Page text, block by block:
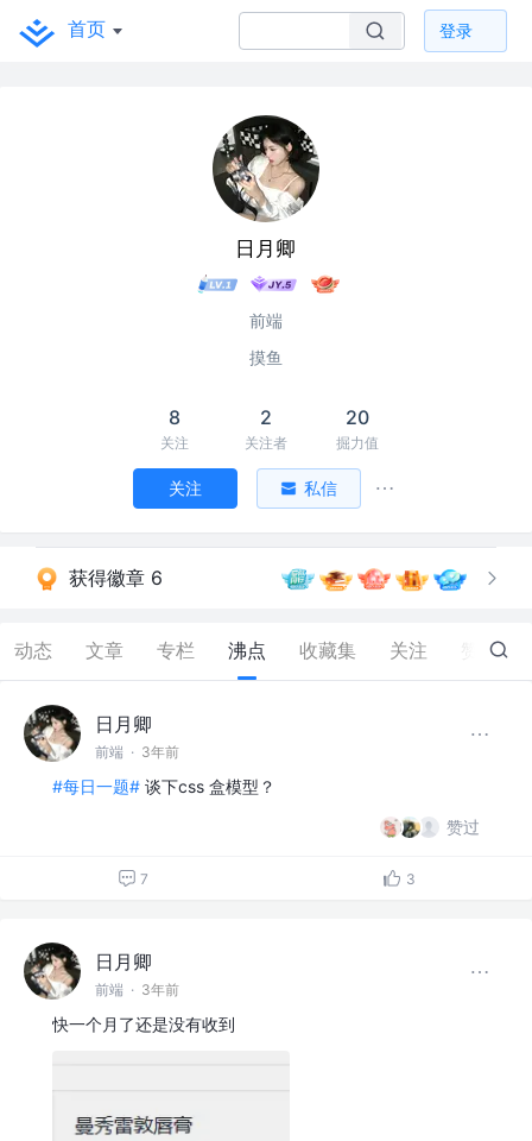
首页 登录
日月卿
前端
摸鱼
8
关注
2
关注者
20
掘力值
关注 私信
获得徽章 6
动态 文章 专栏 沸点 收藏集 关注 22
日月卿
前端 · 3年前
#每日一题# 谈下css 盒模型？
赞过
7 3
日月卿
前端 · 3年前
快一个月了还是没有收到